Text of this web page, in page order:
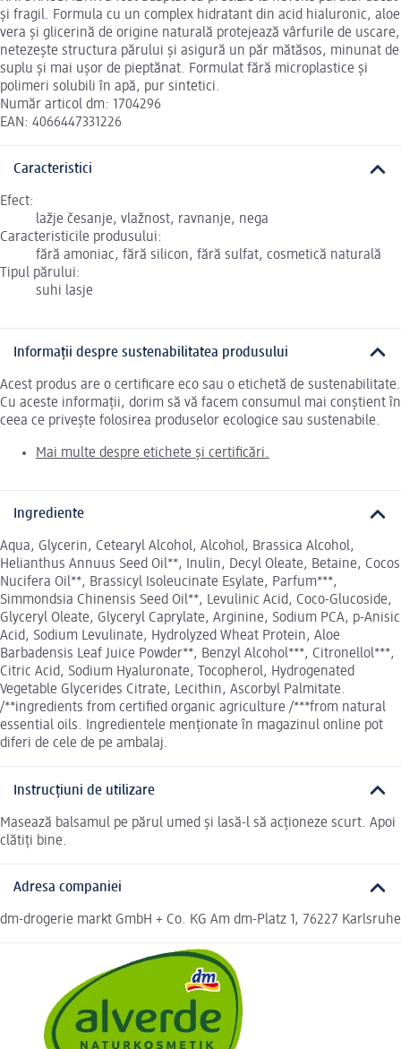
și fragil. Formula cu un complex hidratant din acid hialuronic, aloe
vera și glicerină de origine naturală protejează vârfurile de uscare,
netezește structura părului și asigură un păr mătăsos, minunat de
suplu și mai ușor de pieptănat. Formulat fără microplastice și
polimeri solubili în apă, pur sintetici.
Număr articol dm: 1704296
EAN: 4066447331226
Caracteristici
Efect:
lažje česanje, vlažnost, ravnanje, nega
Caracteristicile produsului:
fără amoniac, fără silicon, fără sulfat, cosmetică naturală
Tipul părului:
suhi lasje
Informații despre sustenabilitatea produsului
Acest produs are o certificare eco sau o etichetă de sustenabilitate.
Cu aceste informații, dorim să vă facem consumul mai conștient în
ceea ce privește folosirea produselor ecologice sau sustenabile.
Mai multe despre etichete și certificări.
Ingrediente
Aqua, Glycerin, Cetearyl Alcohol, Alcohol, Brassica Alcohol,
Helianthus Annuus Seed Oil**, Inulin, Decyl Oleate, Betaine, Cocos
Nucifera Oil**, Brassicyl Isoleucinate Esylate, Parfum***,
Simmondsia Chinensis Seed Oil**, Levulinic Acid, Coco-Glucoside,
Glyceryl Oleate, Glyceryl Caprylate, Arginine, Sodium PCA, p-Anisic
Acid, Sodium Levulinate, Hydrolyzed Wheat Protein, Aloe
Barbadensis Leaf Juice Powder**, Benzyl Alcohol***, Citronellol***,
Citric Acid, Sodium Hyaluronate, Tocopherol, Hydrogenated
Vegetable Glycerides Citrate, Lecithin, Ascorbyl Palmitate.
/**ingredients from certified organic agriculture /***from natural
essential oils. Ingredientele menționate în magazinul online pot
diferi de cele de pe ambalaj.
Instrucțiuni de utilizare
Masează balsamul pe părul umed și lasă-l să acționeze scurt. Apoi
clătiți bine.
Adresa companiei
dm-drogerie markt GmbH + Co. KG Am dm-Platz 1, 76227 Karlsruhe